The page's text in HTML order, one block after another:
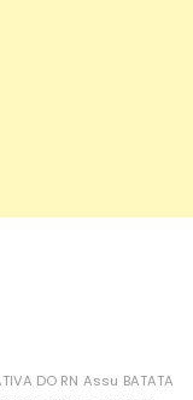
DO RN Assu BATATA